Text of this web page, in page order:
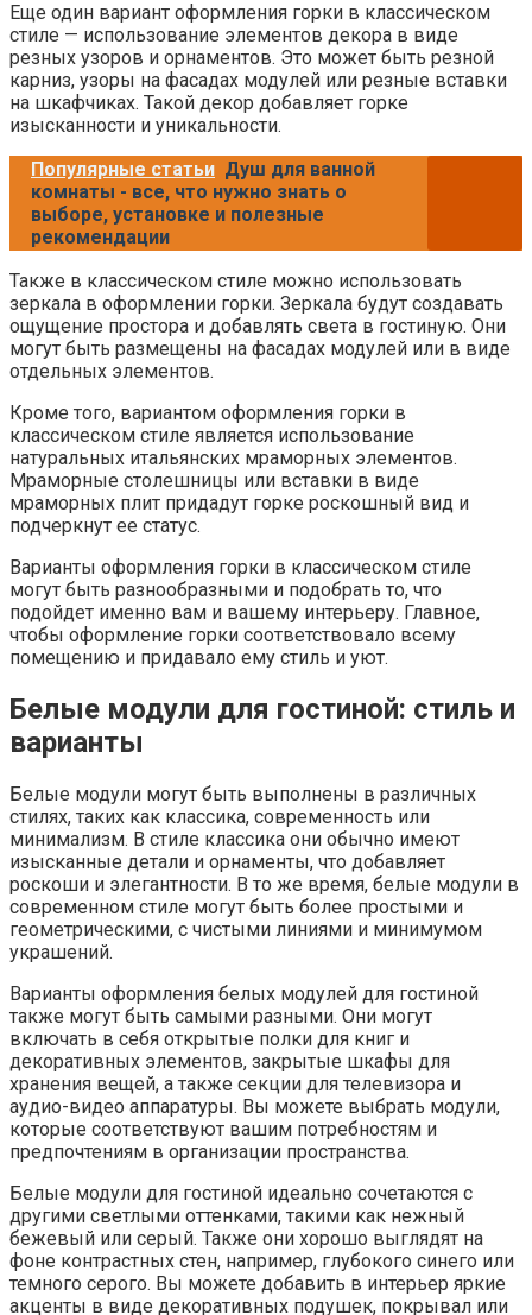
Еще один вариант оформления горки в классическом
стиле — использование элементов декора в виде
резных узоров и орнаментов. Это может быть резной
карниз, узоры на фасадах модулей или резные вставки
на шкафчиках. Такой декор добавляет горке
изысканности и уникальности.
Популярные статьи Душ для ванной
комнаты - все, что нужно знать о
выборе, установке и полезные
рекомендации
Также в классическом стиле можно использовать
зеркала в оформлении горки. Зеркала будут создавать
ощущение простора и добавлять света в гостиную. Они
могут быть размещены на фасадах модулей или в виде
отдельных элементов.
Кроме того, вариантом оформления горки в
классическом стиле является использование
натуральных итальянских мраморных элементов.
Мраморные столешницы или вставки в виде
мраморных плит придадут горке роскошный вид и
подчеркнут ее статус.
Варианты оформления горки в классическом стиле
могут быть разнообразными и подобрать то, что
подойдет именно вам и вашему интерьеру. Главное,
чтобы оформление горки соответствовало всему
помещению и придавало ему стиль и уют.
Белые модули для гостиной: стиль и
варианты
Белые модули могут быть выполнены в различных
стилях, таких как классика, современность или
минимализм. В стиле классика они обычно имеют
изысканные детали и орнаменты, что добавляет
роскоши и элегантности. В то же время, белые модули в
современном стиле могут быть более простыми и
геометрическими, с чистыми линиями и минимумом
украшений.
Варианты оформления белых модулей для гостиной
также могут быть самыми разными. Они могут
включать в себя открытые полки для книг и
декоративных элементов, закрытые шкафы для
хранения вещей, а также секции для телевизора и
аудио-видео аппаратуры. Вы можете выбрать модули,
которые соответствуют вашим потребностям и
предпочтениям в организации пространства.
Белые модули для гостиной идеально сочетаются с
другими светлыми оттенками, такими как нежный
бежевый или серый. Также они хорошо выглядят на
фоне контрастных стен, например, глубокого синего или
темного серого. Вы можете добавить в интерьер яркие
акценты в виде декоративных подушек, покрывал или